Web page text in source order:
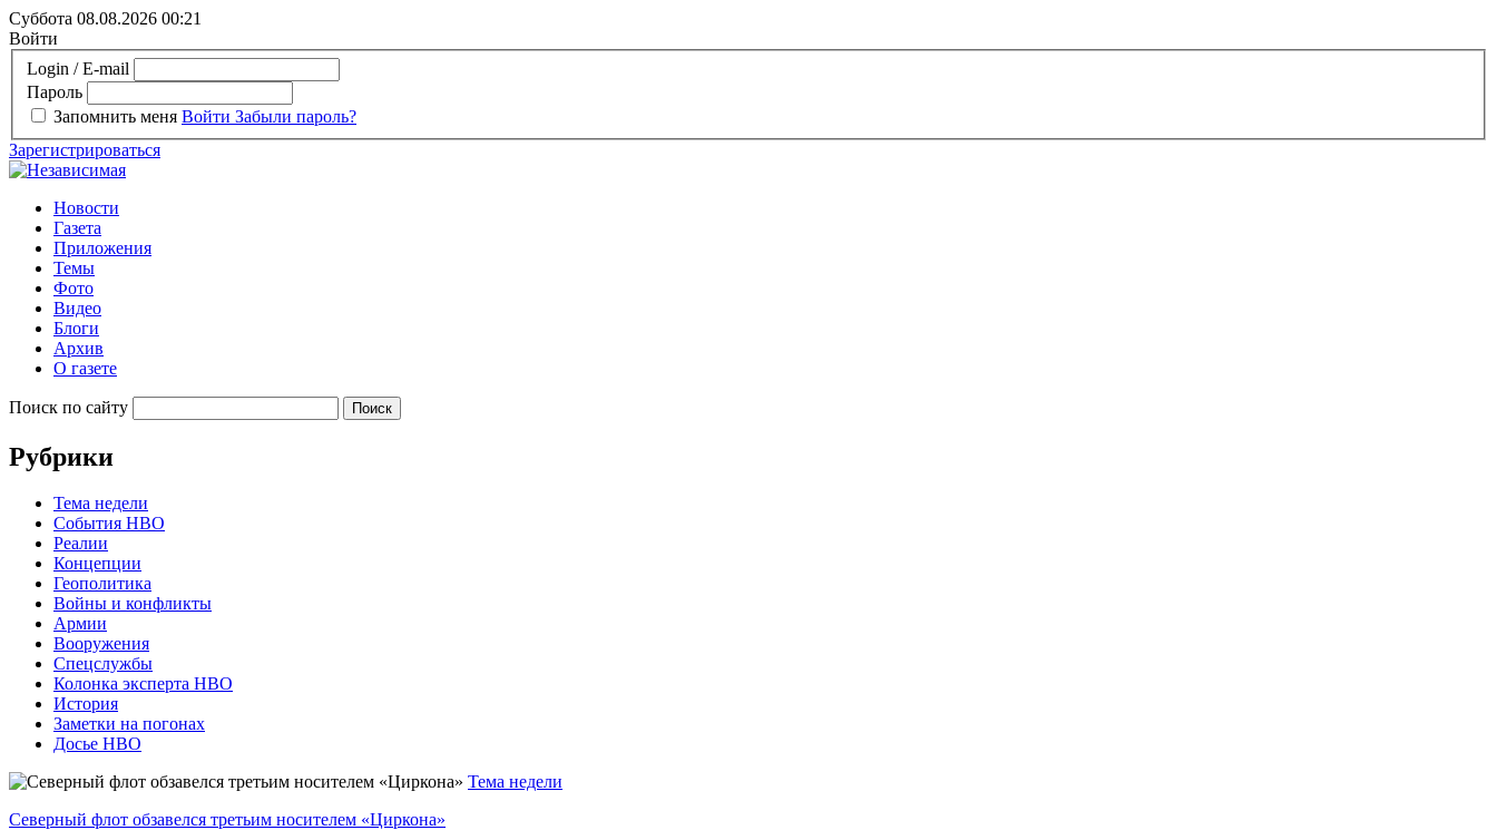
Суббота 08.08.2026 00:21
Войти
Login / E-mail
Пароль
Запомнить меня Войти Забыли пароль?
Зарегистрироваться
Новости
Газета
Приложения
Темы
Фото
Видео
Блоги
Архив
О газете
Поиск по сайту
Рубрики
Тема недели
События НВО
Реалии
Концепции
Геополитика
Войны и конфликты
Армии
Вооружения
Спецслужбы
Колонка эксперта НВО
История
Заметки на погонах
Досье НВО
Тема недели
Северный флот обзавелся третьим носителем «Циркона»